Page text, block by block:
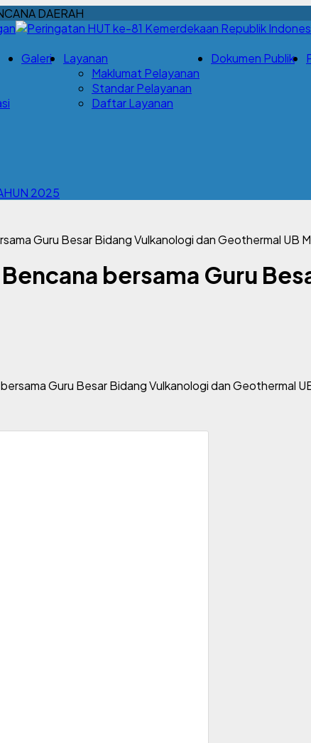
DAERAH
Galeri
Layanan
Maklumat Pelayanan
Standar Pelayanan
Daftar Layanan
Dokumen Publik
2025
Guru Besar Bidang Vulkanologi dan Geothermal UB
bersama Guru